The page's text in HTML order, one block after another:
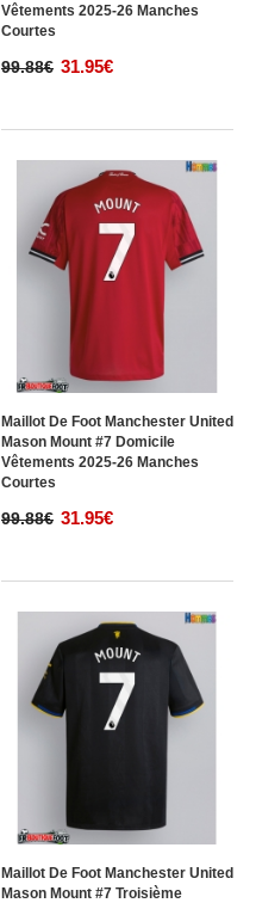
Vêtements 2025-26 Manches
Courtes
99.88€ 31.95€
Maillot De Foot Manchester United
Mason Mount #7 Domicile
Vêtements 2025-26 Manches
Courtes
99.88€ 31.95€
Maillot De Foot Manchester United
Mason Mount #7 Troisième